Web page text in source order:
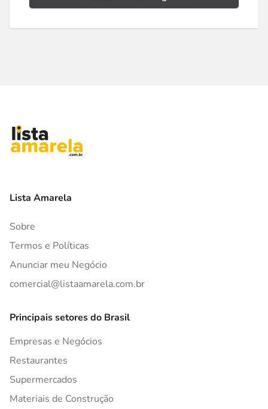
Lista Amarela
Sobre
Termos e Políticas
Anunciar meu Negócio
comercial@listaamarela.com.br
Principais setores do Brasil
Empresas e Negócios
Restaurantes
Supermercados
Materiais de Construção